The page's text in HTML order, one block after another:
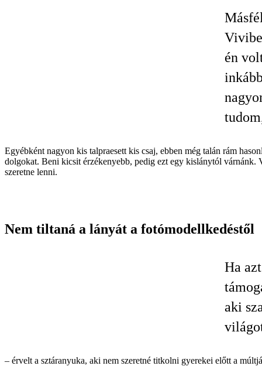
én
Egyébként nagyon kis talpraesett kis csaj, ebben még talán rám
dolgokat. Beni kicsit érzékenyebb, pedig ezt egy kislánytól várnánk.
szeretne lenni.
Nem tiltaná a lányát a fotómodellkedéstől
Ha
aki
– érvelt a sztáranyuka, aki nem szeretné titkolni gyerekei előtt a